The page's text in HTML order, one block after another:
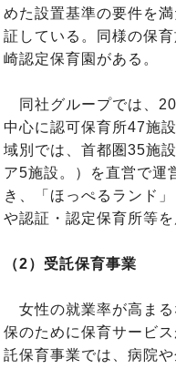
めた設置基準の要件を
証している。同様の保
崎認定保育園がある。
同社グループでは、
中心に認可保育所47施
域別では、首都圏35施
ア5施設。）を直営で運
き、「ほっぺるランド
や認証・認定保育所等を
（2）受託保育事業
女性の就業率が高まる
保のために保育サービ
託保育事業では、病院